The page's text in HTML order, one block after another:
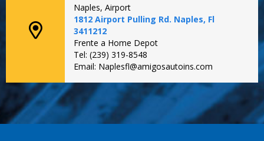
Naples, Airport
1812 Airport Pulling Rd. Naples, Fl
3411212
Frente a Home Depot
Tel: (239) 319-8548
Email: Naplesfl@amigosautoins.com